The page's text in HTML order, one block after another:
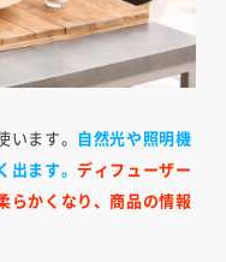
います。 自然光や照明機
出ます。 ディフューザー
らかくなり、商品の情報